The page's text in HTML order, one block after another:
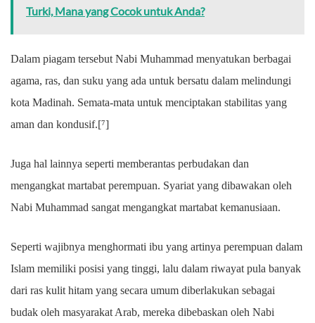
Turki, Mana yang Cocok untuk Anda?
Dalam piagam tersebut Nabi Muhammad menyatukan berbagai
agama, ras, dan suku yang ada untuk bersatu dalam melindungi
kota Madinah. Semata-mata untuk menciptakan stabilitas yang
aman dan kondusif.[⁷]
Juga hal lainnya seperti memberantas perbudakan dan
mengangkat martabat perempuan. Syariat yang dibawakan oleh
Nabi Muhammad sangat mengangkat martabat kemanusiaan.
Seperti wajibnya menghormati ibu yang artinya perempuan dalam
Islam memiliki posisi yang tinggi, lalu dalam riwayat pula banyak
dari ras kulit hitam yang secara umum diberlakukan sebagai
budak oleh masyarakat Arab, mereka dibebaskan oleh Nabi